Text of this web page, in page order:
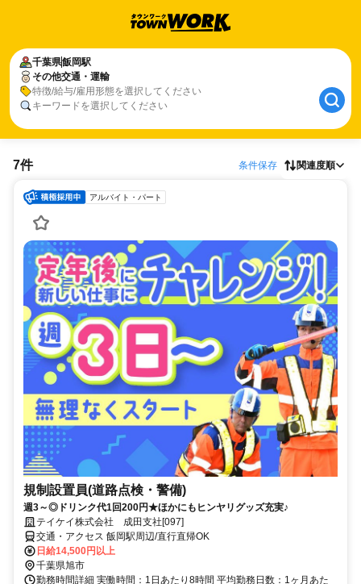
千葉県飯岡駅
その他交通・運輸
特徴/給与/雇用形態を選択してください
キーワードを選択してください
7件 条件保存 関連度順
アルバイト・パート
規制設置員(道路点検・警備)
週3～◎ドリンク代1回200円★ほかにもヒンヤリグッズ充実♪
テイケイ株式会社 成田支社[097]
交通・アクセス 飯岡駅周辺/直行直帰OK
日給14,500円以上
千葉県旭市
勤務時間詳細 実働時間：1日あたり8時間 平均勤務日数：1ヶ月あた